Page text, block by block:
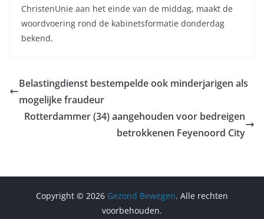
ChristenUnie aan het einde van de middag, maakt de
woordvoering rond de kabinetsformatie donderdag
bekend.
Belastingdienst bestempelde ook minderjarigen als
mogelijke fraudeur
Rotterdammer (34) aangehouden voor bedreigen
betrokkenen Feyenoord City
Copyright © 2026 Gezond Bewegen. Alle rechten
voorbehouden.